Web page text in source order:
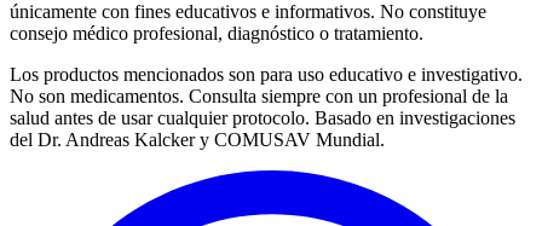
únicamente con fines educativos e informativos. No constituye
consejo médico profesional, diagnóstico o tratamiento.
Los productos mencionados son para uso educativo e investigativo.
No son medicamentos. Consulta siempre con un profesional de la
salud antes de usar cualquier protocolo. Basado en investigaciones
del Dr. Andreas Kalcker y COMUSAV Mundial.